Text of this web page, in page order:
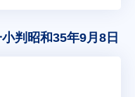
判昭和35年9月8日